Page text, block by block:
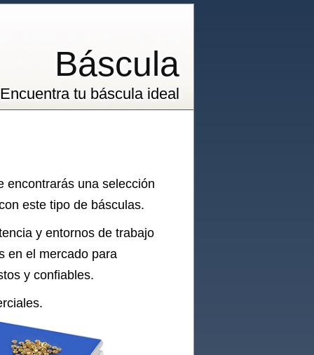
Báscula
Encuentra tu báscula ideal
encontrarás una selección
este tipo de básculas.
y entornos de trabajo
en el mercado para
y confiables.